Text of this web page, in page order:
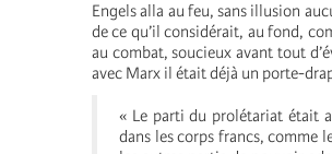
Engels alla au feu, sans illusion
de ce qu’il considérait, au fond,
au combat, soucieux avant tout
avec Marx il était déjà un porte-
« Le parti du prolétariat était
dans les corps francs, comme